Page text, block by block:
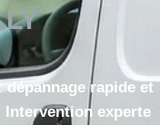
rapide et
Intervention experte